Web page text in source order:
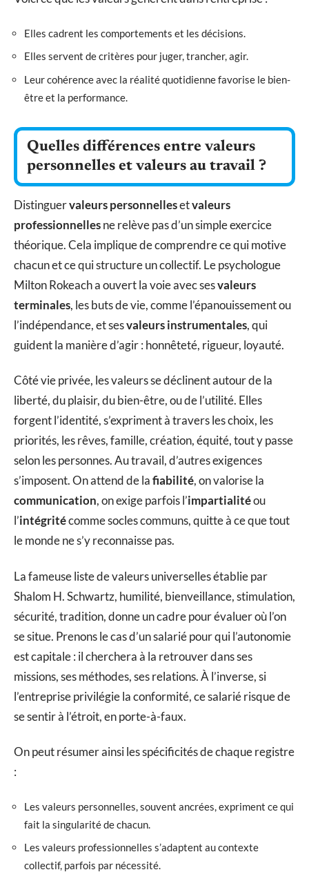
Elles cadrent les comportements et les décisions.
Elles servent de critères pour juger, trancher, agir.
Leur cohérence avec la réalité quotidienne favorise le bien-
être et la performance.
Quelles différences entre valeurs
personnelles et valeurs au travail ?
Distinguervaleurs personnellesetvaleurs
professionnellesne relève pas d’un simple exercice
théorique. Cela implique de comprendre ce qui motive
chacun et ce qui structure un collectif. Le psychologue
Milton Rokeach a ouvert la voie avec sesvaleurs
terminales, les buts de vie, comme l’épanouissement ou
l’indépendance, et sesvaleurs instrumentales, qui
guident la manière d’agir : honnêteté, rigueur, loyauté.
Côté vie privée, les valeurs se déclinent autour de la
liberté, du plaisir, du bien-être, ou de l’utilité. Elles
forgent l’identité, s’expriment à travers les choix, les
priorités, les rêves, famille, création, équité, tout y passe
selon les personnes. Au travail, d’autres exigences
s’imposent. On attend de lafiabilité, on valorise la
communication, on exige parfois l’impartialitéou
l’intégritécomme socles communs, quitte à ce que tout
le monde ne s’y reconnaisse pas.
La fameuse liste de valeurs universelles établie par
Shalom H. Schwartz, humilité, bienveillance, stimulation,
sécurité, tradition, donne un cadre pour évaluer où l’on
se situe. Prenons le cas d’un salarié pour qui l’autonomie
est capitale : il cherchera à la retrouver dans ses
missions, ses méthodes, ses relations. À l’inverse, si
l’entreprise privilégie la conformité, ce salarié risque de
se sentir à l’étroit, en porte-à-faux.
On peut résumer ainsi les spécificités de chaque registre
:
Les valeurs personnelles, souvent ancrées, expriment ce qui
fait la singularité de chacun.
Les valeurs professionnelles s’adaptent au contexte
collectif, parfois par nécessité.